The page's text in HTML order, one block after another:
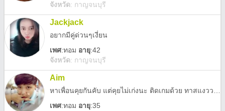
จังหวัด: กาญจนบุรี
Jackjack
อยากมีคู่ด่วนๆเงี่ยน
เพศ:ทอม อายุ:42
จังหวัด: กาญจนบุรี
Aim
เพศ:ทอม อายุ:35